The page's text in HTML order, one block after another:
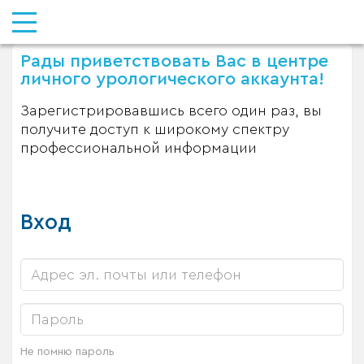
Рады приветствовать Вас в центре
личного урологического аккаунта!
Зарегистрировавшись всего один раз, вы
получите доступ к широкому спектру
профессиональной информации
Вход
Не помню пароль